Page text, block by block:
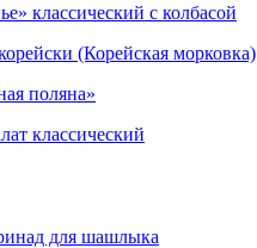
классический с колбасой
(Корейская морковка)
поляна»
классический
для шашлыка